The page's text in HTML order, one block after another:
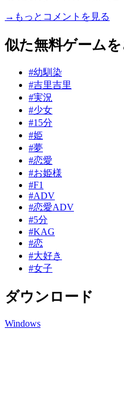
→もっとコメントを見る
似た無料ゲームを
#幼馴染
#吉里吉里
#実況
#少女
#15分
#姫
#夢
#恋愛
#お姫様
#F1
#ADV
#恋愛ADV
#5分
#KAG
#恋
#大好き
#女子
ダウンロード
Windows